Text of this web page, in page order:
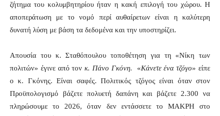
ζήτημα του κολυμβητηρίου ήταν η κακή επιλογή του χώρου. Η
αποπεράτωση με το νομό περί αυθαίρετων είναι η καλύτερη
δυνατή λύση με βάση τα δεδομένα και την υποστηρίζει.
Απουσία του κ. Σταθόπουλου τοποθέτηση για τη «Νίκη των
πολιτών» έγινε από τονκ. Πάνο Γκόνη. «Κάνετε ένα τζόγο» είπε
ο κ. Γκόνης. Είναι σαφές. Πολιτικός τζόγος είναι όταν στον
Προϋπολογισμό βάζετε πολυετή δαπάνη και βάζετε 2.300 να
πληρώσουμε το 2026, όταν δεν εντάσσετε το ΜΑΚΡΗ στο